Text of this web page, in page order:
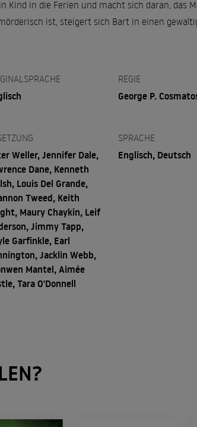
Kind in die Ferien und macht sich daran, das
ist, steigert sich Bart in einen
REGIE
George P.
Weller, Jennifer Dale,
Dane, Kenneth
Louis Del Grande,
Tweed, Keith
Maury Chaykin, Leif
Jimmy Tapp,
Garfinkle, Earl
Jacklin Webb,
Mantel, Aimée
Tara O'Donnell
SPRACHE
Englisch, Deutsch